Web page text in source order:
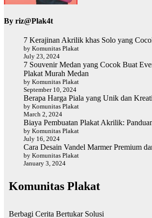
By riz@Plak4t
7 Kerajinan Akrilik khas Solo yang
by Komunitas Plakat
July 23, 2024
7 Souvenir Medan yang Cocok Buat
Plakat Murah Medan
by Komunitas Plakat
September 10, 2024
Berapa Harga Piala yang Unik dan
by Komunitas Plakat
March 2, 2024
Biaya Pembuatan Plakat Akrilik:
by Komunitas Plakat
July 16, 2024
Cara Desain Vandel Marmer Premium
by Komunitas Plakat
January 3, 2024
Komunitas Plakat
Berbagi Cerita Bertukar Solusi